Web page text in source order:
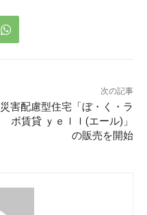
次の記事
災害配慮型住宅「ぼ・く・ラ
ボ賃貸 ｙｅｌｌ(エール)」
の販売を開始